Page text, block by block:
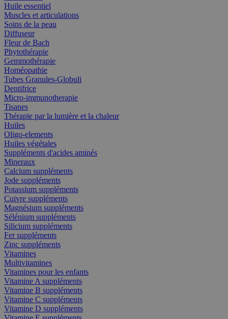
Huile essentiel
Muscles et articulations
Soins de la peau
Diffuseur
Fleur de Bach
Phytothérapie
Gemmothérapie
Homéopathie
Tubes Granules-Globuli
Dentifrice
Micro-immunotherapie
Tisanes
Thérapie par la lumière et la chaleur
Huiles
Oligo-elements
Huiles végétales
Suppléments d'acides aminés
Mineraux
Calcium suppléments
Jode suppléments
Potassium suppléments
Cuivre suppléments
Magnésium suppléments
Sélénium suppléments
Silicium suppléments
Fer suppléments
Zinc suppléments
Vitamines
Multivitamines
Vitamines pour les enfants
Vitamine A suppléments
Vitamine B suppléments
Vitamine C suppléments
Vitamine D suppléments